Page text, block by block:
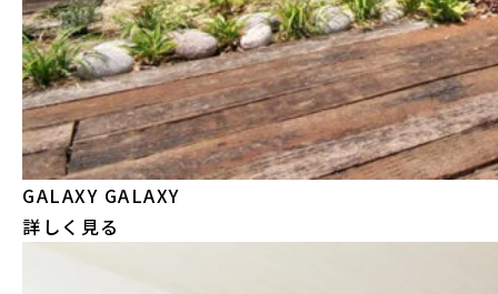
GALAXY GALAXY
詳しく見る